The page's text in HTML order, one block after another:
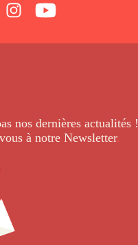
nos dernières actualités !
à notre Newsletter.